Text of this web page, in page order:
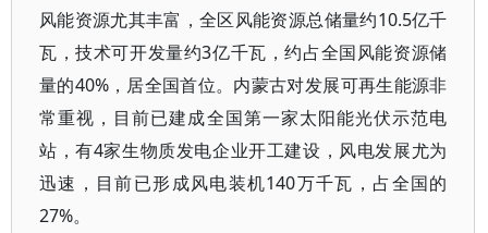
风能资源尤其丰富，全区风能资源总储量约10.5亿千
瓦，技术可开发量约3亿千瓦，约占全国风能资源储
量的40%，居全国首位。内蒙古对发展可再生能源非
常重视，目前已建成全国第一家太阳能光伏示范电
站，有4家生物质发电企业开工建设，风电发展尤为
迅速，目前已形成风电装机140万千瓦，占全国的
27%。